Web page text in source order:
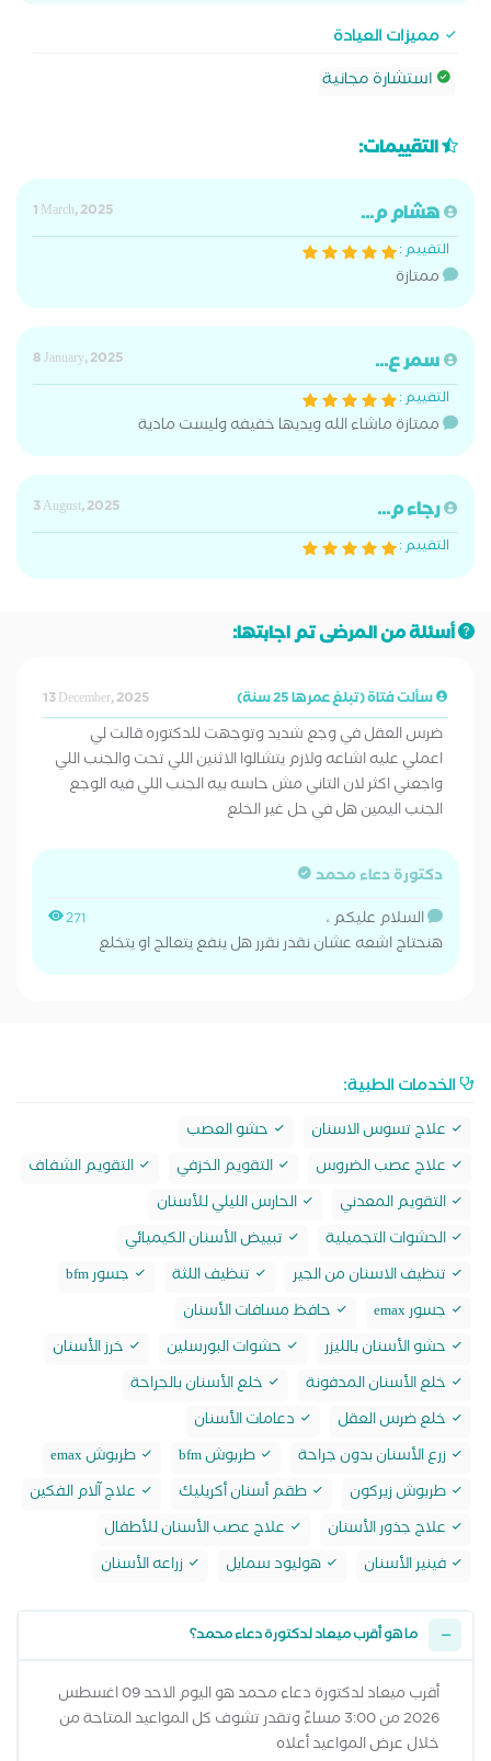
مميزات العيادة
استشارة مجانية
التقييمات:
هشام م...
1 March, 2025
التقييم :
ممتازة
سمر ع...
8 January, 2025
التقييم :
ممتازة ماشاء الله ويديها خفيفه وليست مادية
رجاء م...
3 August, 2025
التقييم :
أسئلة من المرضى تم اجابتها:
سألت فتاة (تبلغ عمرها 25 سنة) 13 December, 2025
ضرس العقل في وجع شديد وتوجهت للدكتوره قالت لي
اعملي عليه اشاعه ولازم يتشالوا الاثنين اللي تحت والجنب اللي
واجعني اكثر لان التاني مش حاسه بيه الجنب اللي فيه الوجع
الجنب اليمين هل في حل غير الخلع
دكتورة دعاء محمد
271
السلام عليكم ،
هنحتاج اشعه عشان نقدر نقرر هل ينفع يتعالج او يتخلع
الخدمات الطبية:
علاج تسوس الاسنان
حشو العصب
علاج عصب الضروس
التقويم الخزفي
التقويم الشفاف
التقويم المعدني
الحارس الليلي للأسنان
الحشوات التجميلية
تبييض الأسنان الكيميائي
تنظيف الاسنان من الجير
تنظيف اللثة
جسور bfm
جسور emax
حافظ مسافات الأسنان
حشو الأسنان بالليزر
حشوات البورسلين
خرز الأسنان
خلع الأسنان المدفونة
خلع الأسنان بالجراحة
خلع ضرس العقل
دعامات الأسنان
زرع الأسنان بدون جراحة
طربوش bfm
طربوش emax
طربوش زيركون
طقم أسنان أكريليك
علاج آلام الفكين
علاج جذور الأسنان
علاج عصب الأسنان للأطفال
فينير الأسنان
هوليود سمايل زراعه الأسنان
ما هو أقرب ميعاد لدكتورة دعاء محمد؟
أقرب ميعاد لدكتورة دعاء محمد هو اليوم الاحد 09 اغسطس
2026 من 3:00 مساءً وتقدر تشوف كل المواعيد المتاحة من
خلال عرض المواعيد أعلاه